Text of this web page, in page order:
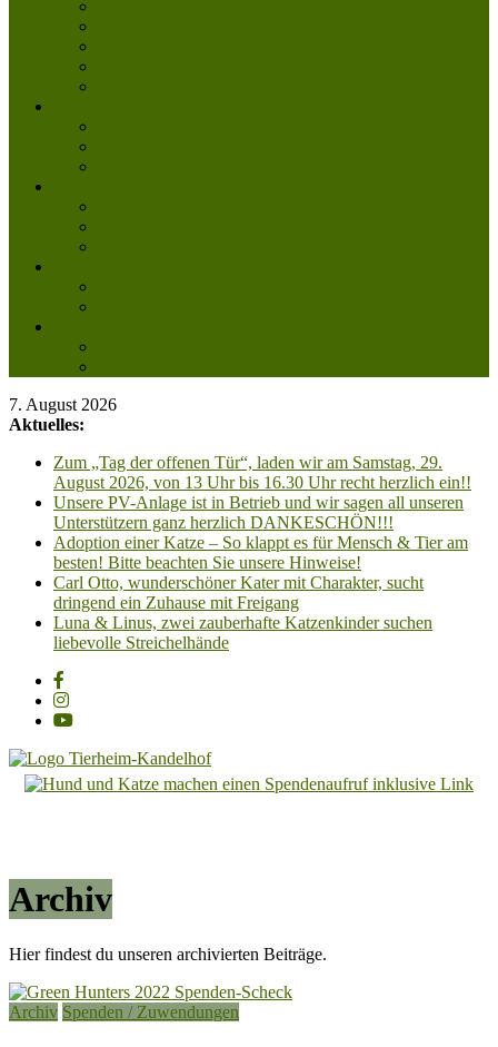
7. August 2026
Aktuelles:
Zum „Tag der offenen Tür“, laden wir am Samstag, 29.
August 2026, von 13 Uhr bis 16.30 Uhr recht herzlich ein!!
Unsere PV-Anlage ist in Betrieb und wir sagen all unseren
Unterstützern ganz herzlich DANKESCHÖN!!!
Adoption einer Katze – So klappt es für Mensch & Tier am
besten! Bitte beachten Sie unsere Hinweise!
Carl Otto, wunderschöner Kater mit Charakter, sucht
dringend ein Zuhause mit Freigang
Luna & Linus, zwei zauberhafte Katzenkinder suchen
liebevolle Streichelhände
Tierheim
für
Tiere
Archiv
Hier findest du unseren archivierten Beiträge.
Archiv Spenden / Zuwendungen